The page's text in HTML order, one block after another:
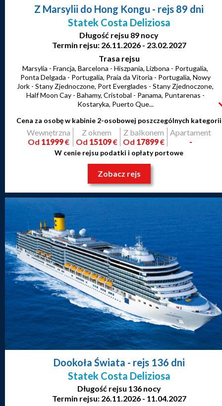
Z Marsylii do Hong Kongu - rejs 89 dni
Statek Costa Deliziosa
Długość rejsu 89 nocy
Termin rejsu: 26.11.2026 - 23.02.2027
Trasa rejsu
Marsylia - Francja, Barcelona - Hiszpania, Lizbona - Portugalia,
Ponta Delgada - Portugalia, Praia da Vitoria - Portugalia, Nowy
Jork - Stany Zjednoczone, Port Everglades - Stany Zjednoczone,
Half Moon Cay - Bahamy, Cristobal - Panama, Puntarenas -
Kostaryka, Puerto Que...
Cena za osobę w kabinie 2-osobowej poszczególnych kategorii
Wewnętrzna
Od 11999€
Z oknem
Od 15109€
Z balkonem
Od 17899€
Apartament
-
W cenie rejsu podatki i opłaty portowe
Zobacz rejs
Dookoła Świata - rejs 136 dni
Statek Costa Deliziosa
Długość rejsu 136 nocy
Termin rejsu: 26.11.2026 - 11.04.2027